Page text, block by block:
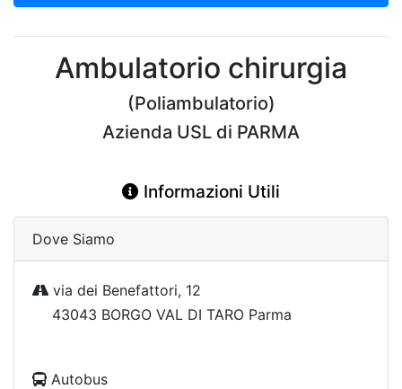
Ambulatorio chirurgia
(Poliambulatorio)
Azienda USL di PARMA
Informazioni Utili
Dove Siamo
via dei Benefattori, 12
43043 BORGO VAL DI TARO Parma
Autobus